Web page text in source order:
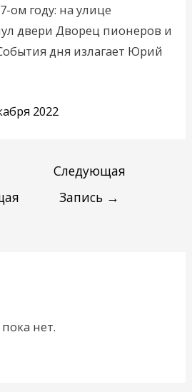
ом году: на улице
двери Дворец пионеров и
дня излагает Юрий
2022
Следующая
Запись →
нет.